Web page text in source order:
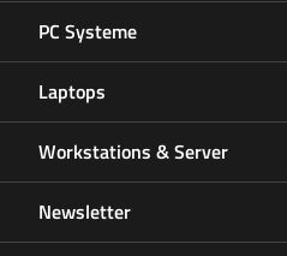
PC Systeme
Laptops
Workstations & Server
Newsletter